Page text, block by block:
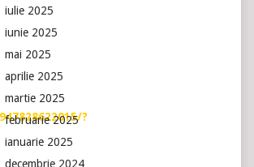
?
iulie 2025
iunie 2025
mai 2025
aprilie 2025
martie 2025
februarie 2025
ianuarie 2025
decembrie 2024